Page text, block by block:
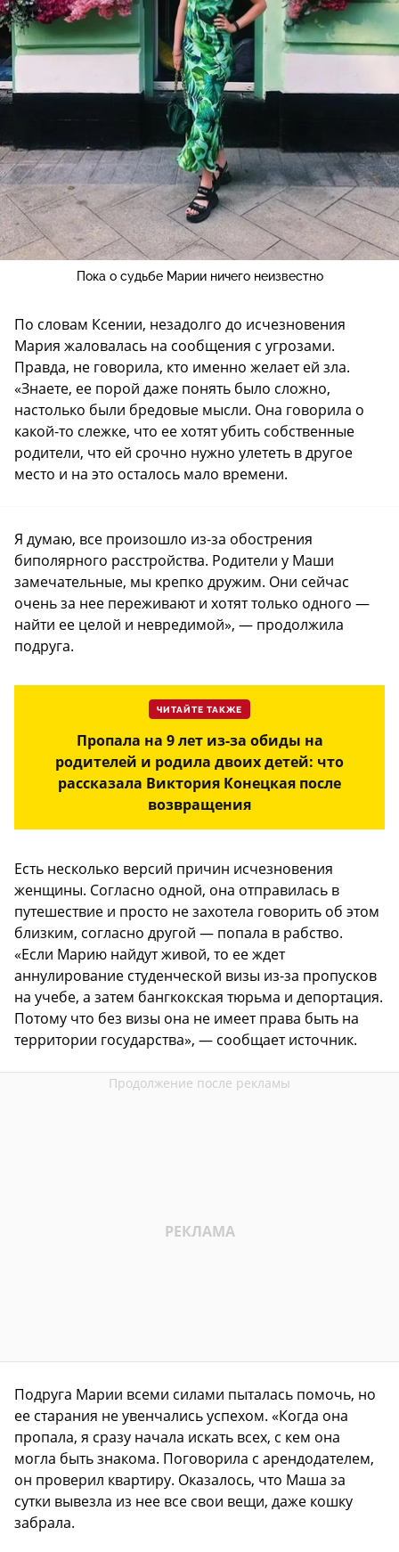
Пока о судьбе Марии ничего неизвестно
По словам Ксении, незадолго до исчезновения
Мария жаловалась на сообщения с угрозами.
Правда, не говорила, кто именно желает ей зла.
«Знаете, ее порой даже понять было сложно,
настолько были бредовые мысли. Она говорила о
какой-то слежке, что ее хотят убить собственные
родители, что ей срочно нужно улететь в другое
место и на это осталось мало времени.
Я думаю, все произошло из-за обострения
биполярного расстройства. Родители у Маши
замечательные, мы крепко дружим. Они сейчас
очень за нее переживают и хотят только одного —
найти ее целой и невредимой», — продолжила
подруга.
ЧИТАЙТЕ ТАКЖЕ
Пропала на 9 лет из-за обиды на
родителей и родила двоих детей: что
рассказала Виктория Конецкая после
возвращения
Есть несколько версий причин исчезновения
женщины. Согласно одной, она отправилась в
путешествие и просто не захотела говорить об этом
близким, согласно другой — попала в рабство.
«Если Марию найдут живой, то ее ждет
аннулирование студенческой визы из-за пропусков
на учебе, а затем бангкокская тюрьма и депортация.
Потому что без визы она не имеет права быть на
территории государства», — сообщает источник.
Подруга Марии всеми силами пыталась помочь, но
ее старания не увенчались успехом. «Когда она
пропала, я сразу начала искать всех, с кем она
могла быть знакома. Поговорила с арендодателем,
он проверил квартиру. Оказалось, что Маша за
сутки вывезла из нее все свои вещи, даже кошку
забрала.